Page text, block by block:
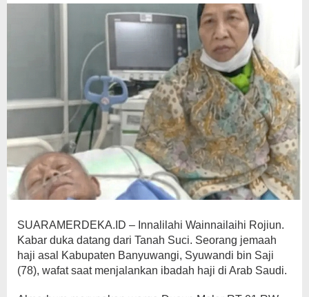
SUARAMERDEKA.ID – Innalilahi Wainnailaihi Rojiun.
Kabar duka datang dari Tanah Suci. Seorang jemaah
haji asal Kabupaten Banyuwangi, Syuwandi bin Saji
(78), wafat saat menjalankan ibadah haji di Arab Saudi.